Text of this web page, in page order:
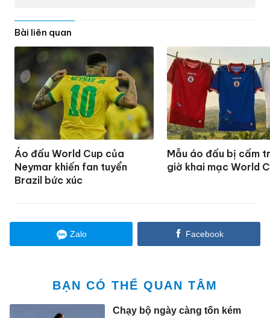
Bài liên quan
Áo đấu World Cup của
Neymar khiến fan tuyển
Brazil bức xúc
Mẫu áo đấu bị cấm
giờ khai mạc World
Zalo Facebook
BẠN CÓ THỂ QUAN TÂM
Chạy bộ ngày càng tốn kém